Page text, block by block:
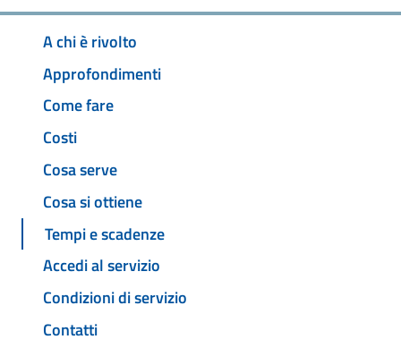
A chi è rivolto
Approfondimenti
Come fare
Costi
Cosa serve
Cosa si ottiene
Tempi e scadenze
Accedi al servizio
Condizioni di servizio
Contatti